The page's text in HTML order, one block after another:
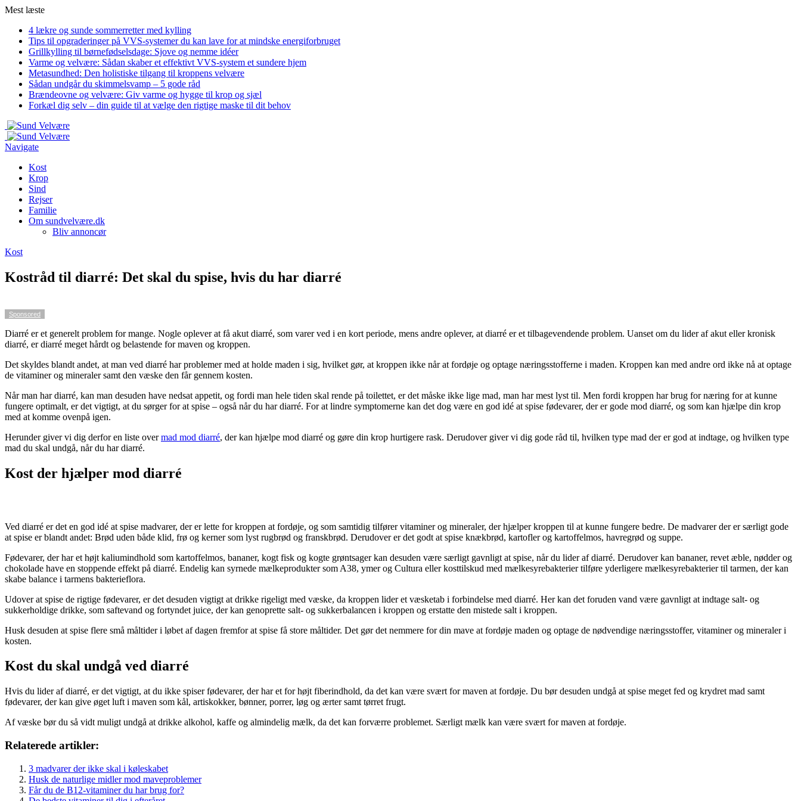
Mest læste
4 lækre og sunde sommerretter med kylling
Tips til opgraderinger på VVS-systemer du kan lave for at mindske energiforbruget
Grillkylling til børnefødselsdage: Sjove og nemme idéer
Varme og velvære: Sådan skaber et effektivt VVS-system et sundere hjem
Metasundhed: Den holistiske tilgang til kroppens velvære
Sådan undgår du skimmelsvamp – 5 gode råd
Brændeovne og velvære: Giv varme og hygge til krop og sjæl
Forkæl dig selv – din guide til at vælge den rigtige maske til dit behov
Navigate
Kost
Krop
Sind
Rejser
Familie
Om sundvelvære.dk
Bliv annoncør
Kost
Kostråd til diarré: Det skal du spise, hvis du har diarré
Sponsored
Diarré er et generelt problem for mange. Nogle oplever at få akut diarré, som varer ved i en kort periode, mens andre oplever, at diarré er et tilbagevendende problem. Uanset om du lider af akut eller kronisk
diarré, er diarré meget hårdt og belastende for maven og kroppen.
Det skyldes blandt andet, at man ved diarré har problemer med at holde maden i sig, hvilket gør, at kroppen ikke når at fordøje og optage næringsstofferne i maden. Kroppen kan med andre ord ikke nå at optage
de vitaminer og mineraler samt den væske den får gennem kosten.
Når man har diarré, kan man desuden have nedsat appetit, og fordi man hele tiden skal rende på toilettet, er det måske ikke lige mad, man har mest lyst til. Men fordi kroppen har brug for næring for at kunne
fungere optimalt, er det vigtigt, at du sørger for at spise – også når du har diarré. For at lindre symptomerne kan det dog være en god idé at spise fødevarer, der er gode mod diarré, og som kan hjælpe din krop
med at komme ovenpå igen.
Herunder giver vi dig derfor en liste overmad mod diarré, der kan hjælpe mod diarré og gøre din krop hurtigere rask. Derudover giver vi dig gode råd til, hvilken type mad der er god at indtage, og hvilken type
mad du skal undgå, når du har diarré.
Kost der hjælper mod diarré
Ved diarré er det en god idé at spise madvarer, der er lette for kroppen at fordøje, og som samtidig tilfører vitaminer og mineraler, der hjælper kroppen til at kunne fungere bedre. De madvarer der er særligt gode
at spise er blandt andet: Brød uden både klid, frø og kerner som lyst rugbrød og franskbrød. Derudover er det godt at spise knækbrød, kartofler og kartoffelmos, havregrød og suppe.
Fødevarer, der har et højt kaliumindhold som kartoffelmos, bananer, kogt fisk og kogte grøntsager kan desuden være særligt gavnligt at spise, når du lider af diarré. Derudover kan bananer, revet æble, nødder og
chokolade have en stoppende effekt på diarré. Endelig kan syrnede mælkeprodukter som A38, ymer og Cultura eller kosttilskud med mælkesyrebakterier tilføre yderligere mælkesyrebakterier til tarmen, der kan
skabe balance i tarmens bakterieflora.
Udover at spise de rigtige fødevarer, er det desuden vigtigt at drikke rigeligt med væske, da kroppen lider et væsketab i forbindelse med diarré. Her kan det foruden vand være gavnligt at indtage salt- og
sukkerholdige drikke, som saftevand og fortyndet juice, der kan genoprette salt- og sukkerbalancen i kroppen og erstatte den mistede salt i kroppen.
Husk desuden at spise flere små måltider i løbet af dagen fremfor at spise få store måltider. Det gør det nemmere for din mave at fordøje maden og optage de nødvendige næringsstoffer, vitaminer og mineraler i
kosten.
Kost du skal undgå ved diarré
Hvis du lider af diarré, er det vigtigt, at du ikke spiser fødevarer, der har et for højt fiberindhold, da det kan være svært for maven at fordøje. Du bør desuden undgå at spise meget fed og krydret mad samt
fødevarer, der kan give øget luft i maven som kål, artiskokker, bønner, porrer, løg og ærter samt tørret frugt.
Af væske bør du så vidt muligt undgå at drikke alkohol, kaffe og almindelig mælk, da det kan forværre problemet. Særligt mælk kan være svært for maven at fordøje.
Relaterede artikler:
3 madvarer der ikke skal i køleskabet
Husk de naturlige midler mod maveproblemer
Får du de B12-vitaminer du har brug for?